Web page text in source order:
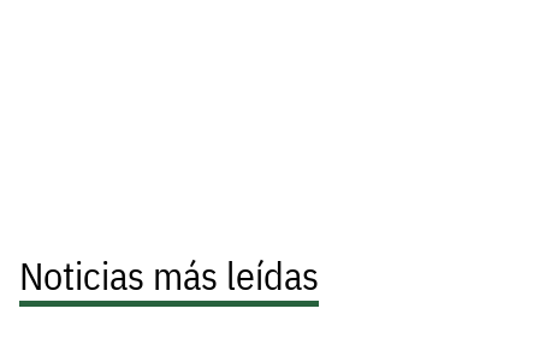
Noticias más leídas